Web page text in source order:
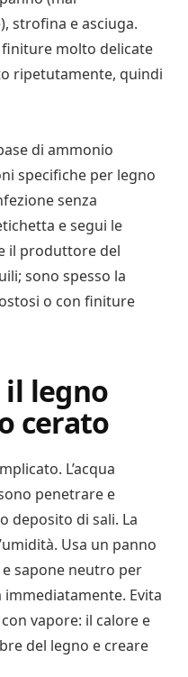
strofina e asciuga.
finiture molto delicate
ripetutamente, quindi
di ammonio
specifiche per legno
senza
e segui le
il produttore del
sono spesso la
o con finiture
legno
cerato
L’acqua
penetrare e
deposito di sali. La
Usa un panno
sapone neutro per
Evita
vapore: il calore e
del legno e creare